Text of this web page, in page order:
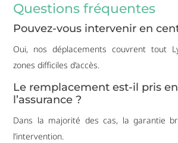
Questions fréquentes
Pouvez-vous intervenir en
Oui, nos déplacements couvrent tout
zones difficiles d’accès.
Le remplacement est-il pris
l’assurance ?
Dans la majorité des cas, la garantie
l’intervention.